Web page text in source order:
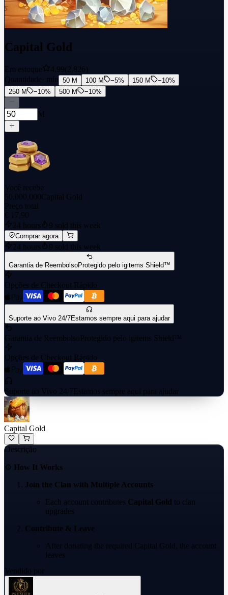
Capital Gold
Em estoque 4.99(2,826)
Quantidade· mín 50 M 100 M −5% 150 M
−10%
250 M
−10% 500 M −10%
M
Você recebe
50,000,000Capital Gold
Preço total
€ 17,90
24 hours
9 sold this week
Comprar agora
24 hours 9 sold this week
Garantia de ReembolsoProtegido pelo igitems Shield™
Opções de Checkout Rápido
Suporte ao Vivo 24/7Estamos sempre aqui para ajudar
Garantia de ReembolsoProtegido pelo igitems Shield™
Opções de Checkout Rápido
Suporte ao Vivo 24/7Estamos sempre aqui para ajudar
Capital Gold
Descrição
⚙️ How It Works
Join the Clan with Multiple Accounts
Each account contributes Capital Gold to clan
upgrades
Contribute & Leave
After donating the required Capital Gold, the account
leaves
Repeat Until Target is Reached
Vendido por